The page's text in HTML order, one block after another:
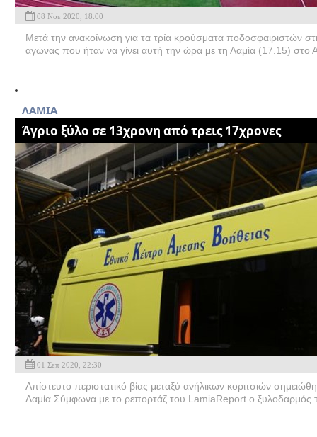
08 Νοε 2020, 18:00
Μετά την ανακοίνωση για τα τρία κρούσματα ποδοσφαιριστών
αγώνας που ήταν να γίνει αυτή την ώρα με τη Λαμία (17.15) στο
ΛΑΜΙΑ
Άγριο ξύλο σε 13χρονη από τρεις 17χρονες
01 Σεπ 2020, 22:30
Απίστευτο περιστατικό βίας μεταξύ ανήλικων κοριτσιών
Λαμία.Σύμφωνα με το ρεπορτάζ του LamiaReport ο ξυλοδαρμός